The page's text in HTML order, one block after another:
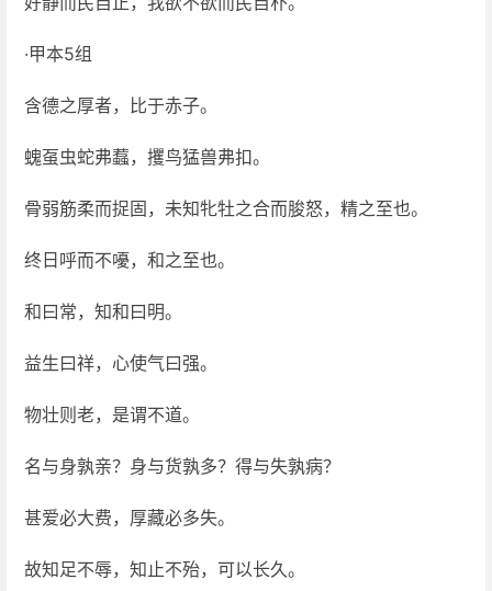
·甲本5组
含德之厚者，比于赤子。
螝虿虫蛇弗蠚，攫鸟猛兽弗扣。
骨弱筋柔而捉固，未知牝牡之合而朘怒，精之至也。
终日呼而不嚘，和之至也。
和曰常，知和曰明。
益生曰祥，心使气曰强。
物壮则老，是谓不道。
名与身孰亲？身与货孰多？得与失孰病？
甚爱必大费，厚藏必多失。
故知足不辱，知止不殆，可以长久。